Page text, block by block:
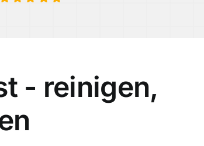
- reinigen,